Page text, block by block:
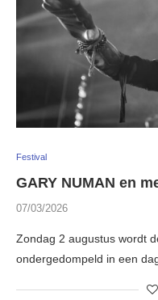
Festival
GARY NUMAN en
07/03/2026
Zondag 2 augustus wordt
ondergedompeld in een